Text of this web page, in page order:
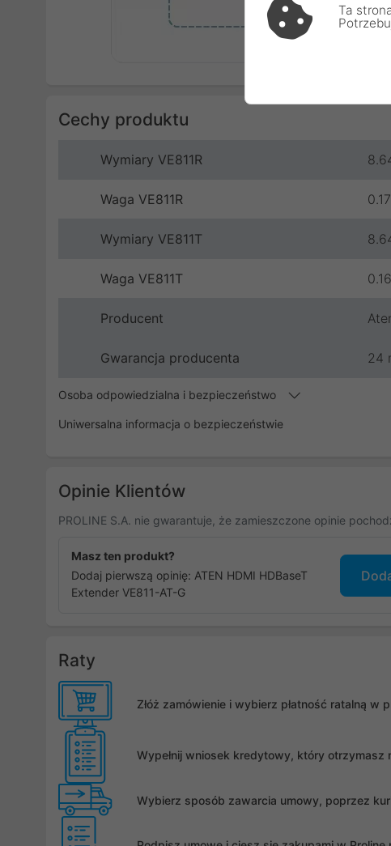
Cechy produktu
Wymiary VE811R
Waga VE811R
Wymiary VE811T
Waga VE811T
Producent
Gwarancja producenta 24
Osoba odpowiedzialna i bezpieczeństwo
Uniwersalna informacja o bezpieczeństwie
Opinie Klientów
PROLINE S.A. nie gwarantuje, że zamieszczone opinie
Masz ten produkt?
Dodaj pierwszą opinię: ATEN HDMI HDBaseT
Extender VE811-AT-G
Raty
Złóż zamówienie i wybierz płatność ratalną w
Wypełnij wniosek kredytowy, który otrzymasz
Wybierz sposób zawarcia umowy, poprzez
Ta